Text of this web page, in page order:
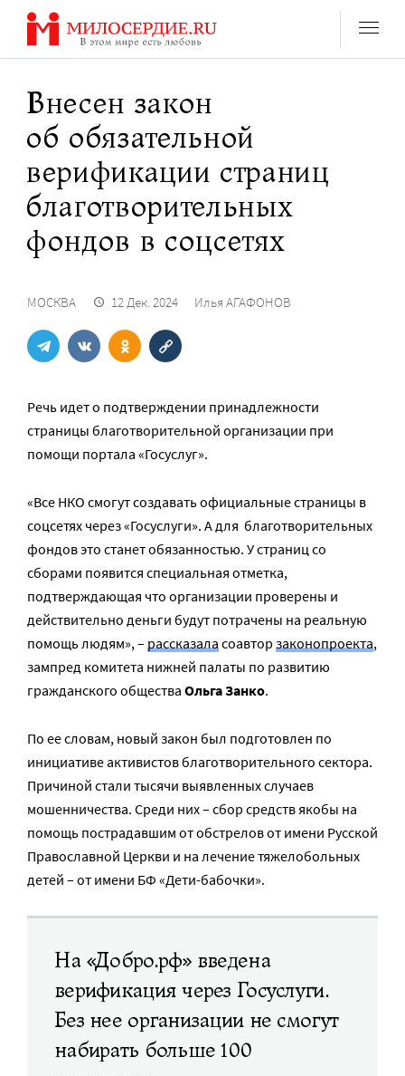
Перейти
содержанию
Внесен закон
об обязательной
верификации страниц
благотворительных
фондов в соцсетях
МОСКВА 12 Дек. 2024 Илья АГАФОНОВ
Речь идет о подтверждении принадлежности
страницы благотворительной организации при
помощи портала «Госуслуг».
«Все НКО смогут создавать официальные страницы в
соцсетях через «Госуслуги». А для благотворительных
фондов это станет обязанностью. У страниц со
сборами появится специальная отметка,
подтверждающая что организации проверены и
действительно деньги будут потрачены на реальную
помощь людям», – рассказаласоавтор законопроекта,
зампред комитета нижней палаты по развитию
гражданского общества Ольга Занко.
По ее словам, новый закон был подготовлен по
инициативе активистов благотворительного сектора.
Причиной стали тысячи выявленных случаев
мошенничества. Среди них – сбор средств якобы на
помощь пострадавшим от обстрелов от имени Русской
Православной Церкви и на лечение тяжелобольных
детей – от имени БФ «Дети-бабочки».
На «Добро.pф» введена
верификация через Госуслуги.
Без нее организации не смогут
набирать больше 100